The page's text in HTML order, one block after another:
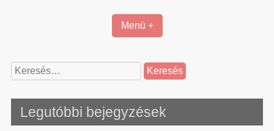
Menü +
Keresés:
Legutóbbi bejegyzések